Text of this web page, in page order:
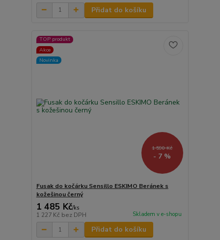
Přidat do košíku
TOP produkt
Akce
Novinka
1 590 Kč
- 7 %
Fusak do kočárku Sensillo ESKIMO Beránek s
kožešinou černý
1 485 Kč/ks
1 227 Kč bez DPH Skladem v e-shopu
Přidat do košíku